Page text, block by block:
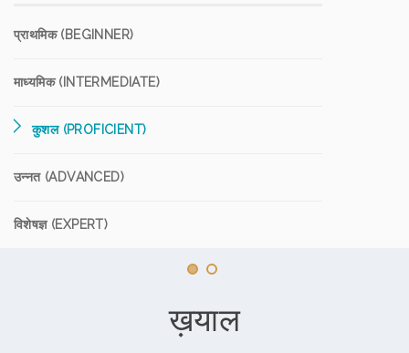
प्राथमिक (BEGINNER)
माध्यमिक (INTERMEDIATE)
कुशल (PROFICIENT)
उन्नत (ADVANCED)
विशेषज्ञ (EXPERT)
ख़याल